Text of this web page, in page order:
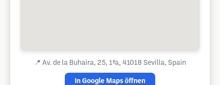
📍 Av. de la Buhaira, 25, 1ºa, 41018 Sevilla, Spain
In Google Maps öffnen